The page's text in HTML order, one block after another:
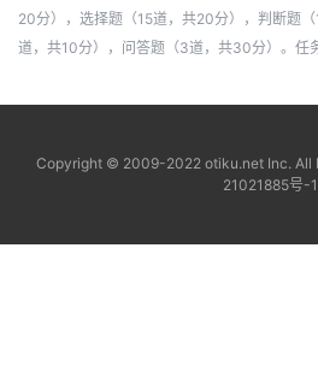
20分），选择题（15道，共20分），判断题
道，共10分），问答题（3道，共30分）。任
Copyright © 2009-2022 otiku.net Inc. All
21021885号-1